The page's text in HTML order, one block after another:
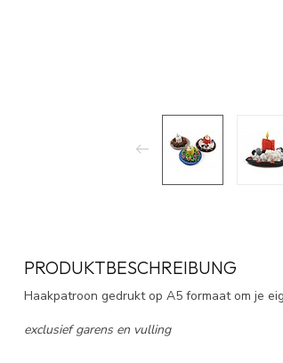
PRODUKTBESCHREIBUNG
Haakpatroon gedrukt op A5 formaat om je
exclusief garens en vulling